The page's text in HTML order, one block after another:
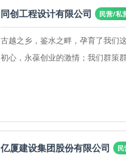
同创工程设计有限公司 民营/私
古越之乡，鉴水之畔，孕育了我们
初心，永葆创业的激情；我们群策
亿厦建设集团股份有限公司